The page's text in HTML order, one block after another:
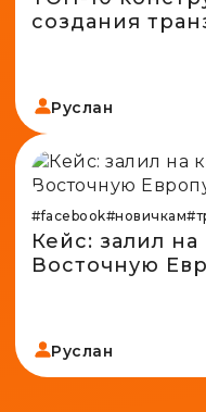
создания
Руслан
#facebook#новичкам
Кейс: залил на
Восточную
Руслан